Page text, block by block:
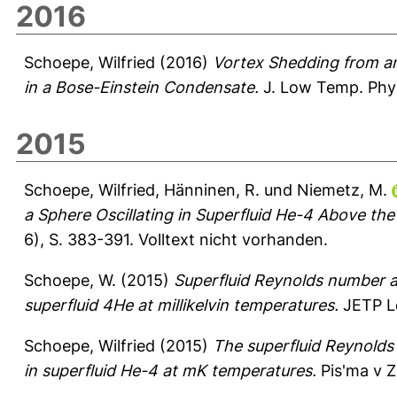
2016
Schoepe, Wilfried (2016) Vortex Shedding from
in a Bose-Einstein Condensate. J. Low Temp.
2015
Schoepe, Wilfried, Hänninen, R. und Niemetz, M.
a Sphere Oscillating in Superfluid He-4 Above
6), S. 383-391. Volltext nicht vorhanden.
Schoepe, W. (2015) Superfluid Reynolds
superfluid 4He at millikelvin temperatures. JETP
Schoepe, Wilfried (2015) The superfluid
in superfluid He-4 at mK temperatures. Pis'ma v